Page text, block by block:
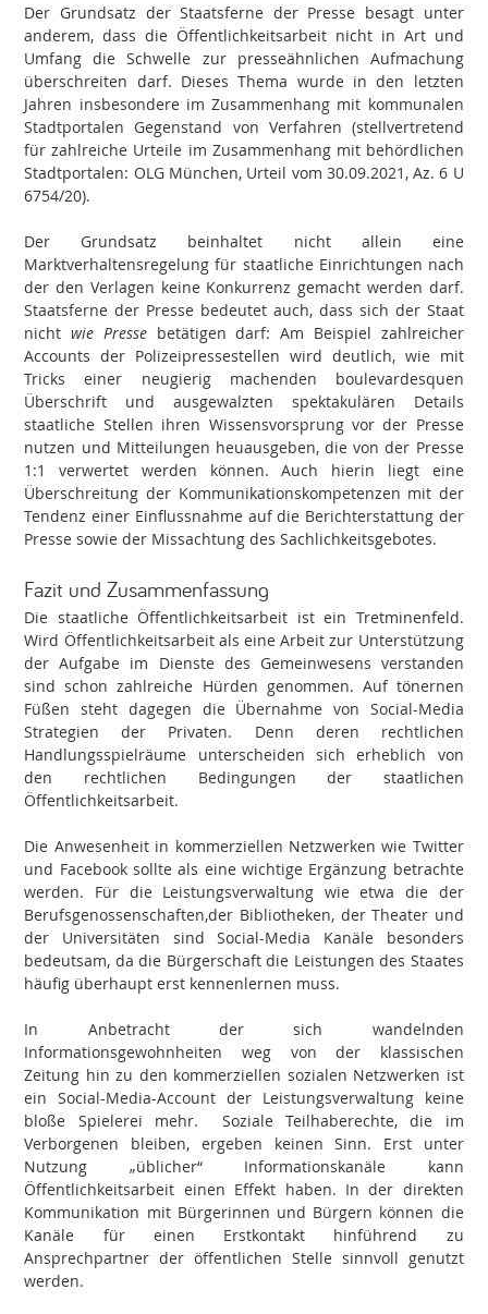
Der Grundsatz der Staatsferne der Presse besagt unter
anderem, dass die Öffentlichkeitsarbeit nicht in Art und
Umfang die Schwelle zur presseähnlichen Aufmachung
überschreiten darf. Dieses Thema wurde in den letzten
Jahren insbesondere im Zusammenhang mit kommunalen
Stadtportalen Gegenstand von Verfahren (stellvertretend
für zahlreiche Urteile im Zusammenhang mit behördlichen
Stadtportalen: OLG München, Urteil vom 30.09.2021, Az. 6 U
6754/20).
Der Grundsatz beinhaltet nicht allein eine
Marktverhaltensregelung für staatliche Einrichtungen nach
der den Verlagen keine Konkurrenz gemacht werden darf.
Staatsferne der Presse bedeutet auch, dass sich der Staat
nichtwie Pressebetätigen darf: Am Beispiel zahlreicher
Accounts der Polizeipressestellen wird deutlich, wie mit
Tricks einer neugierig machenden boulevardesquen
Überschrift und ausgewalzten spektakulären Details
staatliche Stellen ihren Wissensvorsprung vor der Presse
nutzen und Mitteilungen heuausgeben, die von der Presse
1:1 verwertet werden können. Auch hierin liegt eine
Überschreitung der Kommunikationskompetenzen mit der
Tendenz einer Einflussnahme auf die Berichterstattung der
Presse sowie der Missachtung des Sachlichkeitsgebotes.
Fazit und Zusammenfassung
Die staatliche Öffentlichkeitsarbeit ist ein Tretminenfeld.
Wird Öffentlichkeitsarbeit als eine Arbeit zur Unterstützung
der Aufgabe im Dienste des Gemeinwesens verstanden
sind schon zahlreiche Hürden genommen. Auf tönernen
Füßen steht dagegen die Übernahme von Social-Media
Strategien der Privaten. Denn deren rechtlichen
Handlungsspielräume unterscheiden sich erheblich von
den rechtlichen Bedingungen der staatlichen
Öffentlichkeitsarbeit.
Die Anwesenheit in kommerziellen Netzwerken wie Twitter
und Facebook sollte als eine wichtige Ergänzung betrachte
werden. Für die Leistungsverwaltung wie etwa die der
Berufsgenossenschaften,der Bibliotheken, der Theater und
der Universitäten sind Social-Media Kanäle besonders
bedeutsam, da die Bürgerschaft die Leistungen des Staates
häufig überhaupt erst kennenlernen muss.
In Anbetracht der sich wandelnden
Informationsgewohnheiten weg von der klassischen
Zeitung hin zu den kommerziellen sozialen Netzwerken ist
ein Social-Media-Account der Leistungsverwaltung keine
bloße Spielerei mehr. Soziale Teilhaberechte, die im
Verborgenen bleiben, ergeben keinen Sinn. Erst unter
Nutzung „üblicher“ Informationskanäle kann
Öffentlichkeitsarbeit einen Effekt haben. In der direkten
Kommunikation mit Bürgerinnen und Bürgern können die
Kanäle für einen Erstkontakt hinführend zu
Ansprechpartner der öffentlichen Stelle sinnvoll genutzt
werden.